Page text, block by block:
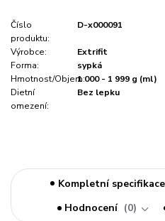
Číslo
produktu:
D-x000091
Výrobce:
Extrifit
Forma:
sypká
Hmotnost/Objem:1 000 - 1 999 g (ml)
Dietní
omezení:
Bez lepku
Kompletní specifikace
Hodnocení
0